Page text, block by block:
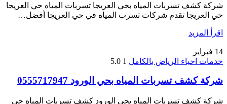
شركة كشف تسربات المياه بحي العريجا تسربات المياه حي العريجا
حي العريجا تقدم شركات تسرب المياه في حي العريجا أفضل…
اقرأ المزيد
14 فبراير
خدمات احياء الرياض بالكامل 1
5.0
شركة كشف تسربات المياه بحي الورود 0555717947
شركة كشف تسربات المياه بحي الورود كشف تسربات المياه حي